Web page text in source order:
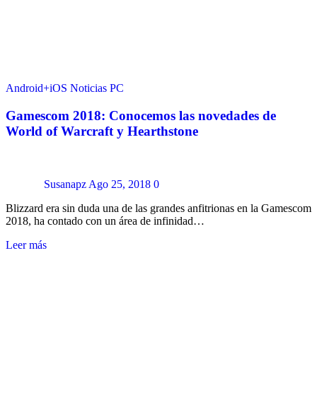
Android+iOS Noticias PC
Gamescom 2018: Conocemos las novedades de
World of Warcraft y Hearthstone
Susanapz Ago 25, 2018 0
Blizzard era sin duda una de las grandes anfitrionas en la Gamescom
2018, ha contado con un área de infinidad…
Leer más